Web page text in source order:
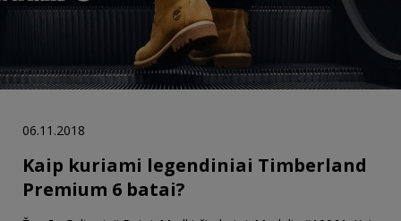
06.11.2018
Kaip kuriami legendiniai Timberland
Premium 6 batai?